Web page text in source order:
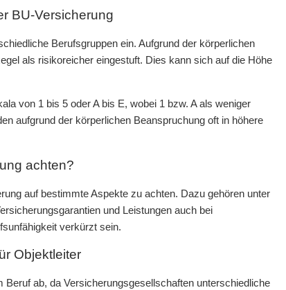
BU-Versicherung
Berufsgruppen ein. Aufgrund der körperlichen
als risikoreicher eingestuft. Dies kann sich auf die Höhe
von 1 bis 5 oder A bis E, wobei 1 bzw. A als weniger
aufgrund der körperlichen Beanspruchung oft in höhere
achten?
auf bestimmte Aspekte zu achten. Dazu gehören unter
und Leistungen auch bei
verkürzt sein.
Objektleiter
ab, da Versicherungsgesellschaften unterschiedliche